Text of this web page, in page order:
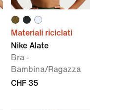
Materiali riciclati
Nike Alate
Bra -
Bambina/Ragazza
CHF 35